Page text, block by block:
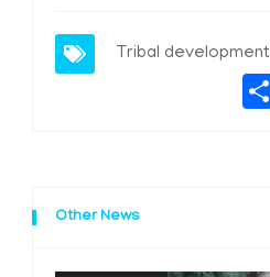
Tribal development
Other News